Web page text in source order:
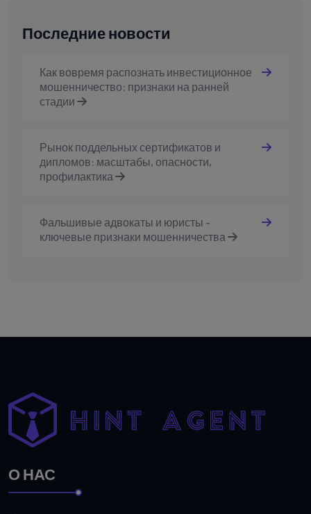
Последние новости
Как вовремя распознать инвестиционное
мошенничество: признаки на ранней
стадии
Рынок поддельных сертификатов и
дипломов: масштабы, опасности,
профилактика
Фальшивые адвокаты и юристы -
ключевые признаки мошенничества
О НАС